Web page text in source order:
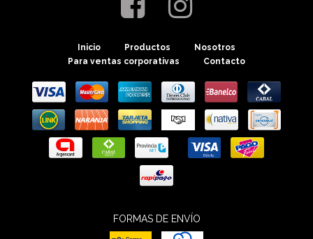
Inicio Productos
Nosotros
Para ventas corporativas
Contacto
FORMAS DE ENVÍO